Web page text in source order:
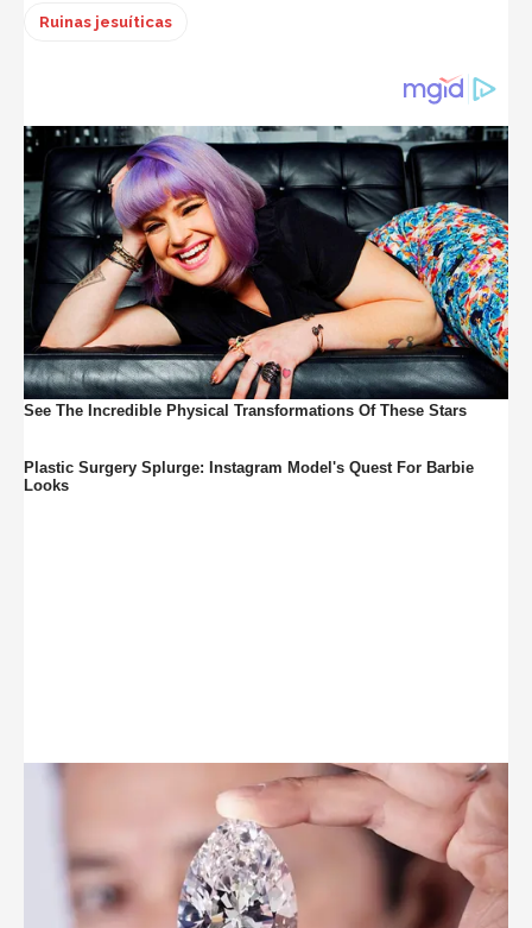
Ruinas jesuíticas